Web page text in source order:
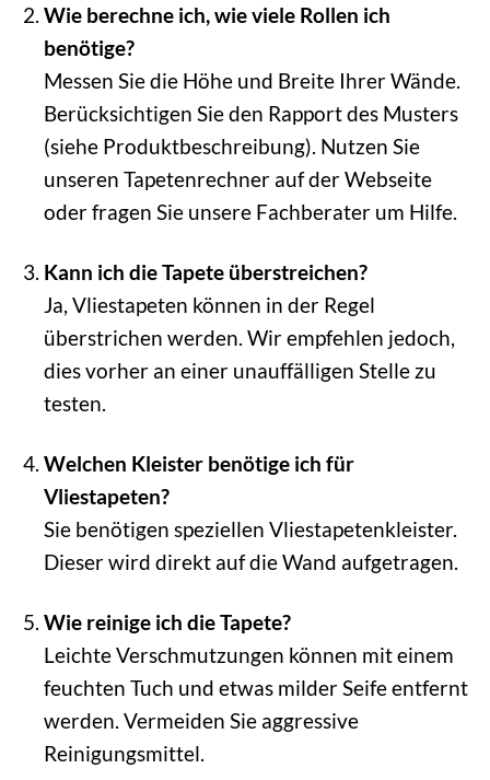
Wie berechne ich, wie viele Rollen ich
benötige?
Messen Sie die Höhe und Breite Ihrer Wände.
Berücksichtigen Sie den Rapport des Musters
(siehe Produktbeschreibung). Nutzen Sie
unseren Tapetenrechner auf der Webseite
oder fragen Sie unsere Fachberater um Hilfe.
Kann ich die Tapete überstreichen?
Ja, Vliestapeten können in der Regel
überstrichen werden. Wir empfehlen jedoch,
dies vorher an einer unauffälligen Stelle zu
testen.
Welchen Kleister benötige ich für
Vliestapeten?
Sie benötigen speziellen Vliestapetenkleister.
Dieser wird direkt auf die Wand aufgetragen.
Wie reinige ich die Tapete?
Leichte Verschmutzungen können mit einem
feuchten Tuch und etwas milder Seife entfernt
werden. Vermeiden Sie aggressive
Reinigungsmittel.